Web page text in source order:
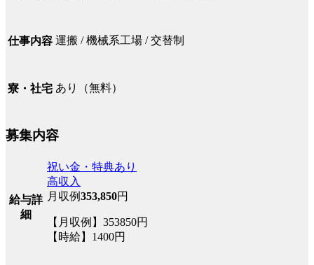
仕事内容 運搬 / 機械系工場 / 交替制
寮・社宅 あり（無料）
募集内容
給与詳
細
祝い金・特典あり
高収入
月収例353,850円
【月収例】353850円
【時給】1400円